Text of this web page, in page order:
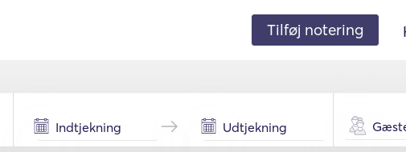
Tilføj notering